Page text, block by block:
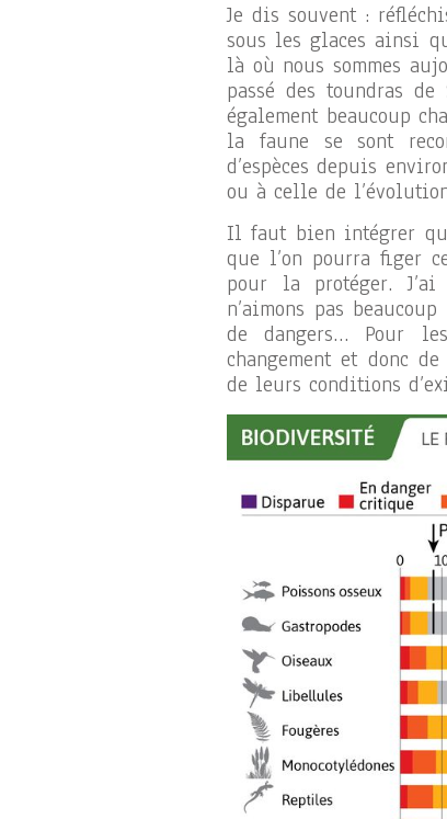
Je dis souvent :
sous les glaces ainsi
là où nous sommes
passé des toundras
également beaucoup
la faune se sont
d’espèces depuis
ou à celle de
Il faut bien intégrer
que l’on pourra figer
pour la protéger.
n’aimons pas
de dangers… Pour
changement et donc
de leurs conditions